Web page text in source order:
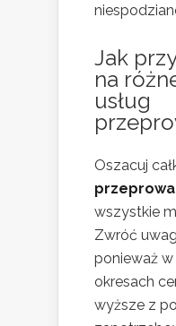
Jak
na
usług
Oszacuj
wszystkie
Zwróć
ponieważ
okresach
wyższe z